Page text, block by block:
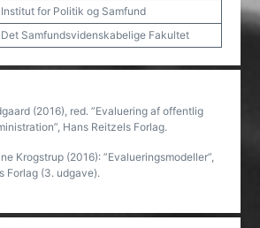
Institut for Politik og Samfund
Det Samfundsvidenskabelige Fakultet
(2016), red. ”Evaluering af offentlig
Hans Reitzels Forlag.
Krogstrup (2016): ”Evalueringsmodeller”,
Forlag (3. udgave).